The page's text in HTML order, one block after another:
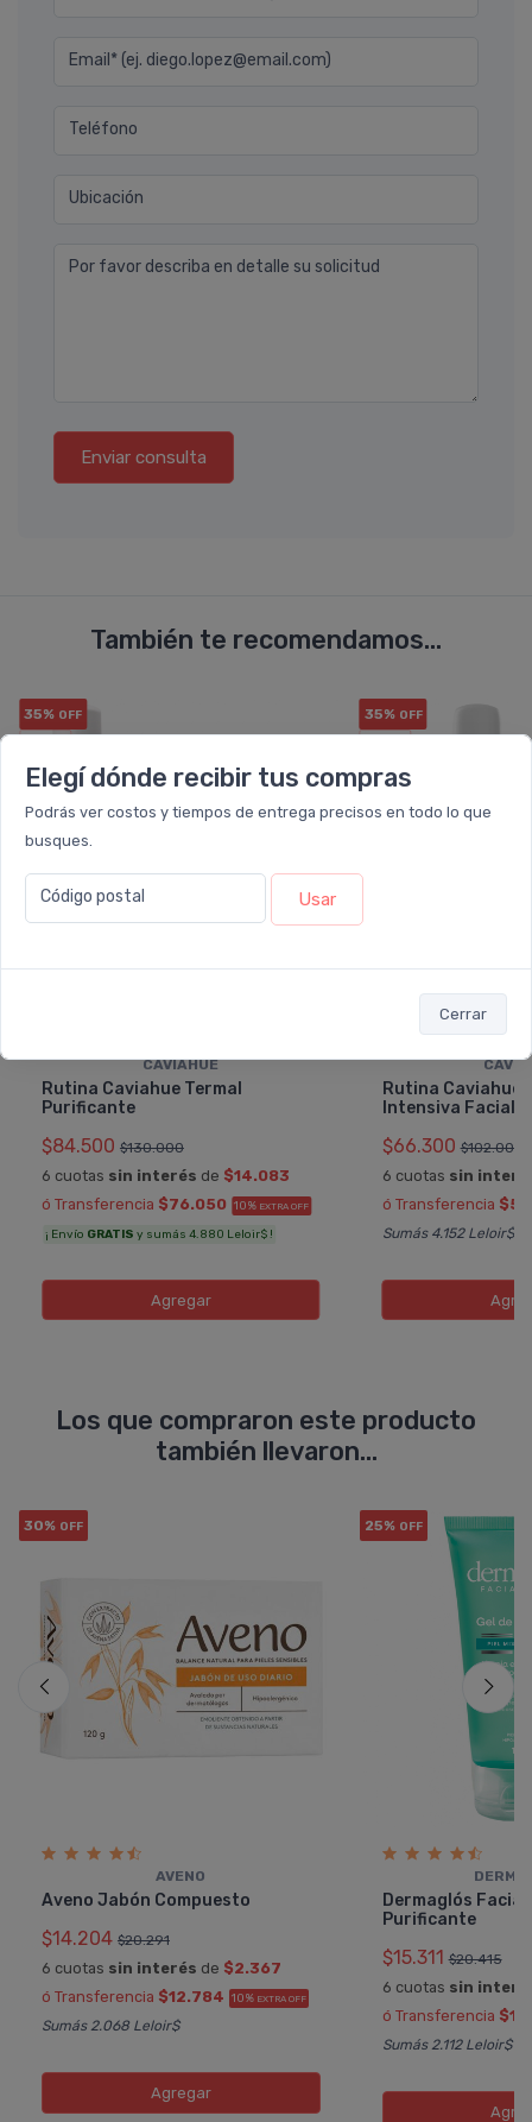
Elegí dónde recibir tus compras
Podrás ver costos y tiempos de entrega precisos en todo lo que
busques.
Código postal Usar
Cerrar
Email* (ej. diego.lopez@email.com)
Teléfono
Ubicación
Por favor describa en detalle su solicitud
Enviar consulta
También te recomendamos...
35% OFF
CAVIAHUE
Rutina Caviahue Termal
Purificante
$84.500 $130.000
6 cuotas sin interés de $14.083
ó Transferencia $76.050 10% EXTRA OFF
¡ Envío GRATIS y sumás 4.880 Leloir$ !
Agregar
35% OFF
Rutina Caviahue
Intensiva Facial
$66.300 $102.000
6 cuotas sin
ó Transferencia
Sumás 4.152 Leloir$
Los que compraron este producto
también llevaron...
30% OFF
AVENO
Aveno Jabón Compuesto
$14.204 $20.291
6 cuotas sin interés de $2.367
ó Transferencia $12.784 10% EXTRA OFF
Sumás 2.068 Leloir$
Agregar
25% OFF
Dermaglós Facial
Purificante
$15.311 $20.415
6 cuotas sin
ó Transferencia
Sumás 2.112 Leloir$